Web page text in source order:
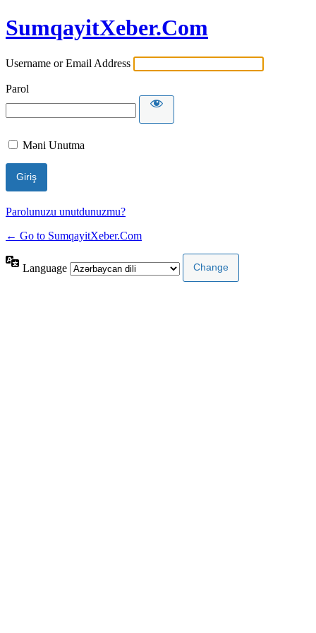
SumqayitXeber.Com
Username or Email Address
Parol
Məni Unutma
Parolunuzu unutdunuzmu?
← Go to SumqayitXeber.Com
Language